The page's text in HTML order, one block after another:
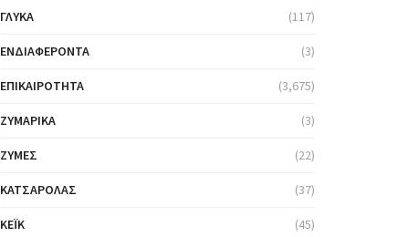
ΓΛΥΚΆ (117)
ΕΝΔΙΑΦΈΡΟΝΤΑ (3)
ΕΠΙΚΑΙΡΌΤΗΤΑ (3,675)
ΖΥΜΑΡΙΚΆ (3)
ΖΎΜΕΣ (22)
ΚΑΤΣΑΡΌΛΑΣ (37)
ΚΈΙΚ (45)